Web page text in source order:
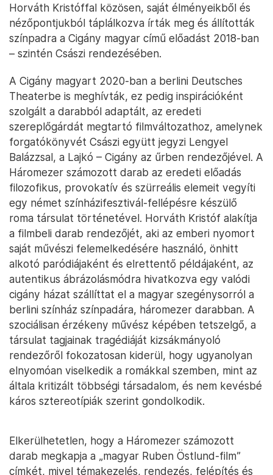
Horváth Kristóffal közösen, saját élményeikből és
nézőpontjukból táplálkozva írták meg és állították
színpadra a Cigány magyar című előadást 2018-ban
– szintén Császi rendezésében.
A Cigány magyart 2020-ban a berlini Deutsches
Theaterbe is meghívták, ez pedig inspirációként
szolgált a darabból adaptált, az eredeti
szereplőgárdát megtartó filmváltozathoz, amelynek
forgatókönyvét Császi együtt jegyzi Lengyel
Balázzsal, a Lajkó – Cigány az űrben rendezőjével. A
Háromezer számozott darab az eredeti előadás
filozofikus, provokatív és szürreális elemeit vegyíti
egy német színházifesztivál-fellépésre készülő
roma társulat történetével. Horváth Kristóf alakítja
a filmbeli darab rendezőjét, aki az emberi nyomort
saját művészi felemelkedésére használó, önhitt
alkotó paródiájaként és elrettentő példájaként, az
autentikus ábrázolásmódra hivatkozva egy valódi
cigány házat szállíttat el a magyar szegénysorról a
berlini színház színpadára, háromezer darabban. A
szociálisan érzékeny művész képében tetszelgő, a
társulat tagjainak tragédiáját kizsákmányoló
rendezőről fokozatosan kiderül, hogy ugyanolyan
elnyomóan viselkedik a romákkal szemben, mint az
általa kritizált többségi társadalom, és nem kevésbé
káros sztereotípiák szerint gondolkodik.
Elkerülhetetlen, hogy a Háromezer számozott
darab megkapja a „magyar Ruben Östlund-film”
címkét, mivel témakezelés, rendezés, felépítés és